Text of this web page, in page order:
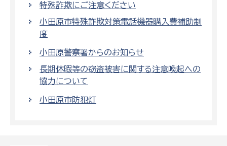
特殊詐欺にご注意ください
小田原市特殊詐欺対策電話機器購入費補助制
度
小田原警察署からのお知らせ
長期休暇等の窃盗被害に関する注意喚起への
協力について
小田原市防犯灯